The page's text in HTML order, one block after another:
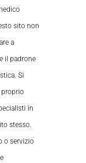
sito non
a
il padrone
Si
proprio
in
stesso.
o servizio